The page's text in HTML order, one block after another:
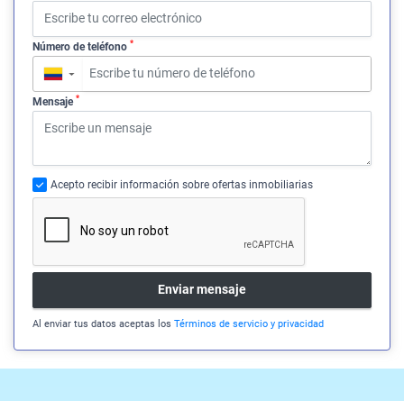
Número de teléfono *
▼
Mensaje *
Acepto recibir información sobre ofertas inmobiliarias
Enviar mensaje
Al enviar tus datos aceptas los Términos de servicio y privacidad